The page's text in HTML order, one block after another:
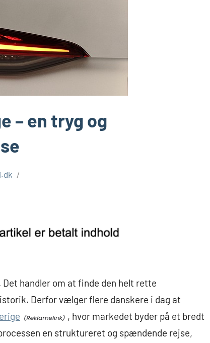
– en tryg og
handler om at finde den helt rette
Derfor vælger flere danskere i dag at
, hvor markedet byder på et bredt
en struktureret og spændende rejse,